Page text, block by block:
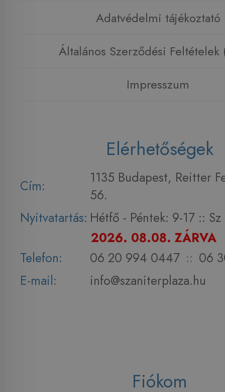
Adatvédelmi tájékoztató
Általános Szerződési Feltételek
Impresszum
Elérhetőségek
Cím:
1135 Budapest, Reitter
56.
Nyitvatartás: Hétfő - Péntek: 9-17 :: Sz
2026. 08.08. ZÁRVA
Telefon:
06 20 994 0447 :: 06
E-mail:
info@szaniterplaza.hu
Fiókom